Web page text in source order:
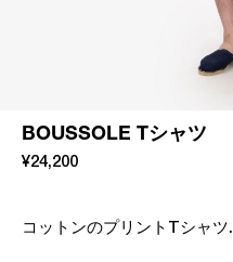
BOUSSOLE Tシャツ
¥24,200
コットンのプリントTシャツ.